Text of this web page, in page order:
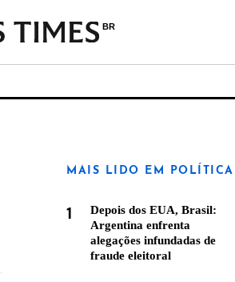
BR
MAIS LIDO EM POLÍTICA
1
Depois dos EUA, Brasil:
Argentina enfrenta
alegações infundadas de
fraude eleitoral